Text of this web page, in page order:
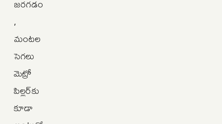
జరగడం
,
మంటల
సెగలు
మెట్రో
పిల్లర్‌కు
కూడా